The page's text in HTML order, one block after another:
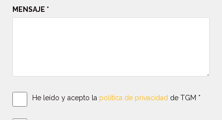
MENSAJE *
He leído y acepto la política de privacidad de TGM *